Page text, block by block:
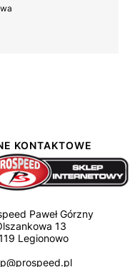
KONTAKTOWE
Paweł Górzny
13
Legionowo